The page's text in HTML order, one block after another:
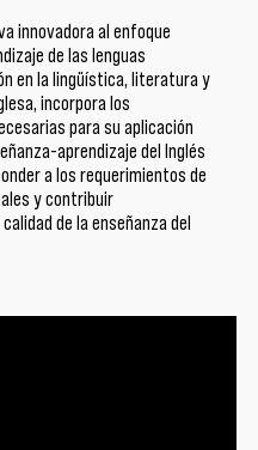
innovadora al enfoque
de las lenguas
en la lingüística, literatura y
incorpora los
para su aplicación
aprendizaje del Inglés
a los requerimientos de
y contribuir
de la enseñanza del